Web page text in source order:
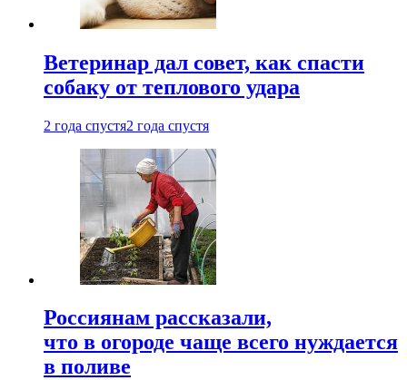
Ветеринар дал совет, как спасти
собаку от теплового удара
2 года спустя2 года спустя
Россиянам рассказали,
что в огороде чаще всего нуждается
в поливе